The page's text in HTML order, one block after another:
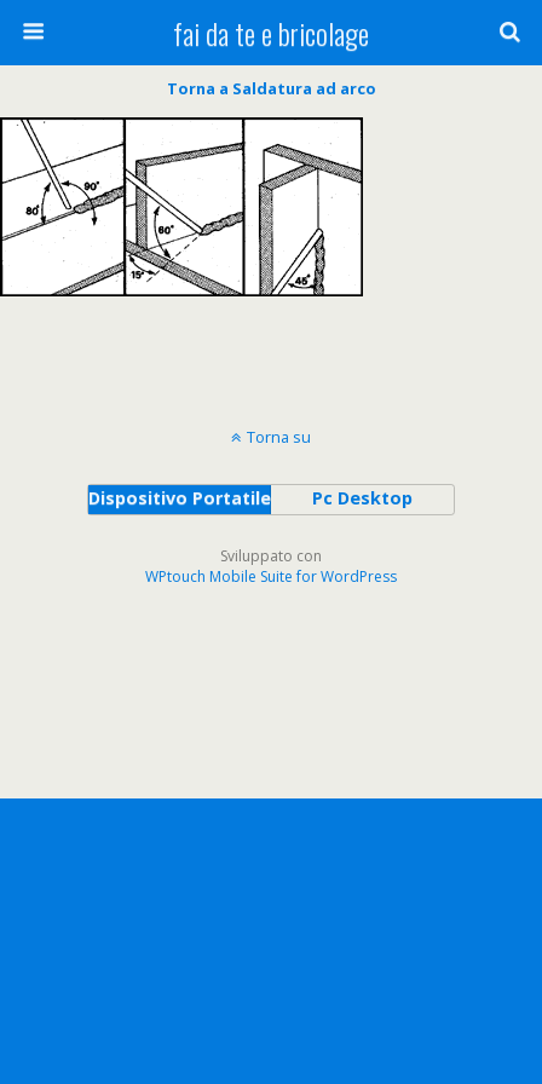
fai da te e bricolage
Torna a Saldatura ad arco
Torna su
Dispositivo Portatile Pc Desktop
Sviluppato con
WPtouch Mobile Suite for WordPress